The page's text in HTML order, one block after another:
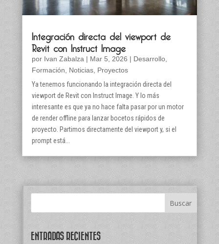
Integración directa del viewport de
Revit con Instruct Image
por Ivan Zabalza | Mar 5, 2026 | Desarrollo,
Formación
Noticias, Proyectos
Ya tenemos funcionando la integración directa del
viewport de Revit con Instruct Image. Y lo más
interesante es que ya no hace falta pasar por un motor
de render offline para lanzar bocetos rápidos de
proyecto. Partimos directamente del viewport y, si el
prompt está...
ENTRADAS RECIENTES